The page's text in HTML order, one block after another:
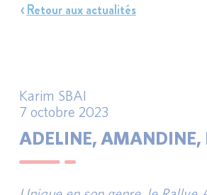
Retour aux actualités
Karim SBAI
7 octobre 2023
ADELINE, AMANDINE,